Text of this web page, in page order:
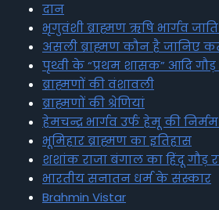
दान
भृगुवंशी ब्राह्मण ऋषि भार्गव
असली ब्राह्मण कौन है जानिए
पृथ्वी के “प्रथम शासक” आदि गौड़
ब्राह्मणों की वंशावली
ब्राह्मणों की श्रेणियां
हेमचन्द्र भार्गव उर्फ हेमू की
भूमिहार ब्राह्मण का इतिहास
शशांक राजा बंगाल का हिंदू गौड़
भारतीय सनातन धर्म के संस्कार
Brahmin Vistar